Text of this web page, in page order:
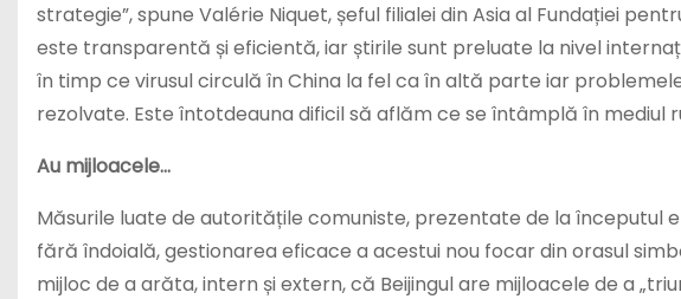
strategie”, spune Valérie Niquet, șeful filialei din Asia al Fundației
este transparentă și eficientă, iar știrile sunt preluate la nivel
în timp ce virusul circulă în China la fel ca în altă parte iar
rezolvate. Este întotdeauna dificil să aflăm ce se întâmplă în mediul
Au mijloacele…
Măsurile luate de autoritățile comuniste, prezentate de la începutul
fără îndoială, gestionarea eficace a acestui nou focar din orasul
mijloc de a arăta, intern și extern, că Beijingul are mijloacele de a